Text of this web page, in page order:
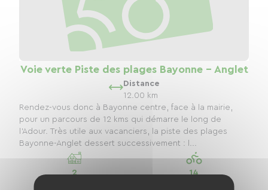
Voie verte Piste des plages Bayonne - Anglet
Distance
12.00 km
Rendez-vous donc à Bayonne centre, face à la mairie,
pour un parcours de 12 kms qui démarre le long de
l’Adour. Très utile aux vacanciers, la piste des plages
Bayonne-Anglet dessert successivement : l...
2 14